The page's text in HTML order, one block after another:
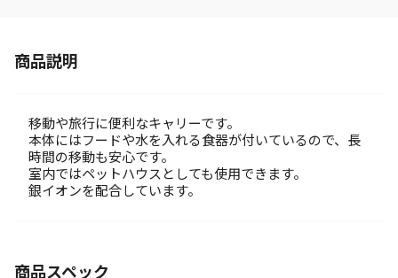
商品説明
移動や旅行に便利なキャリーです。
本体にはフードや水を入れる食器が付いているので、長
時間の移動も安心です。
室内ではペットハウスとしても使用できます。
銀イオンを配合しています。
商品スペック